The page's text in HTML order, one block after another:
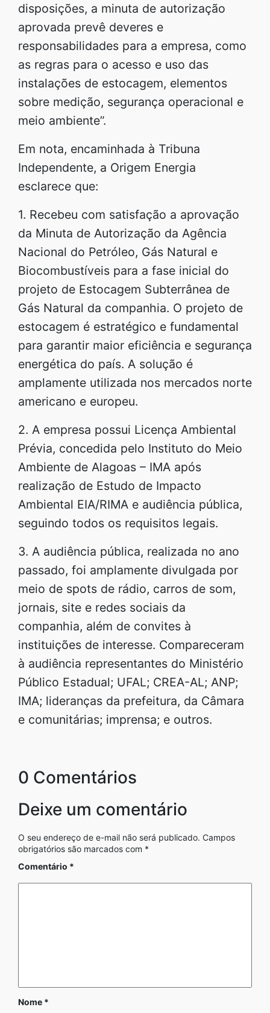
disposições, a minuta de autorização
aprovada prevê deveres e
responsabilidades para a empresa, como
as regras para o acesso e uso das
instalações de estocagem, elementos
sobre medição, segurança operacional e
meio ambiente”.
Em nota, encaminhada à Tribuna
Independente, a Origem Energia
esclarece que:
1. Recebeu com satisfação a aprovação
da Minuta de Autorização da Agência
Nacional do Petróleo, Gás Natural e
Biocombustíveis para a fase inicial do
projeto de Estocagem Subterrânea de
Gás Natural da companhia. O projeto de
estocagem é estratégico e fundamental
para garantir maior eficiência e segurança
energética do país. A solução é
amplamente utilizada nos mercados norte
americano e europeu.
2. A empresa possui Licença Ambiental
Prévia, concedida pelo Instituto do Meio
Ambiente de Alagoas – IMA após
realização de Estudo de Impacto
Ambiental EIA/RIMA e audiência pública,
seguindo todos os requisitos legais.
3. A audiência pública, realizada no ano
passado, foi amplamente divulgada por
meio de spots de rádio, carros de som,
jornais, site e redes sociais da
companhia, além de convites à
instituições de interesse. Compareceram
à audiência representantes do Ministério
Público Estadual; UFAL; CREA-AL; ANP;
IMA; lideranças da prefeitura, da Câmara
e comunitárias; imprensa; e outros.
0 Comentários
Deixe um comentário
O seu endereço de e-mail não será publicado. Campos
obrigatórios são marcados com *
Comentário *
Nome *